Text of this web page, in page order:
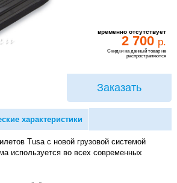
временно отсутствует
2 700 р.
Скидки на данный товар не
распространяются
Заказать
характеристики
Tusa с новой грузовой системой
используется во всех современных